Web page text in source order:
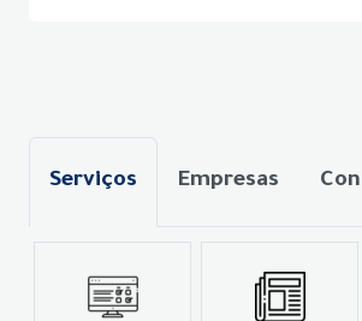
Serviços Empresas